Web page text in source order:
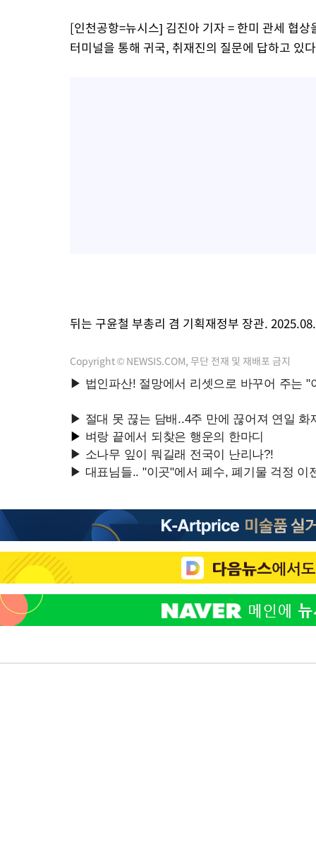
"美간섭에 합의 지연"…트럼프, '이란 호르무즈 통제권' 수용할
[속보]산업장관 "李정부, 원전 반대 안해…안정 전력 위해 불가
[인천공항=뉴시스] 김진아 기자 = 한미 관세 협
터미널을 통해 귀국, 취재진의 질문에 답하고 있
뒤는 구윤철 부총리 겸 기획재정부 장관.
Copyright © NEWSIS.COM, 무단 전재 및 재배포 금지